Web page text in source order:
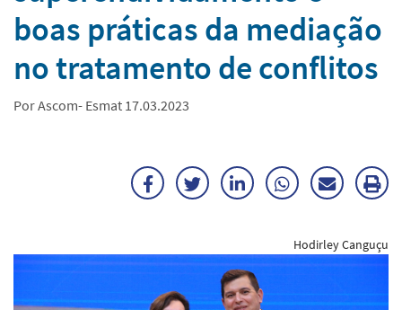
boas práticas da mediação
no tratamento de conflitos
Por Ascom- Esmat 17.03.2023
FacebookTwitterLinkedInWhatsApp
Enviar
E-
Hodirley Canguçu